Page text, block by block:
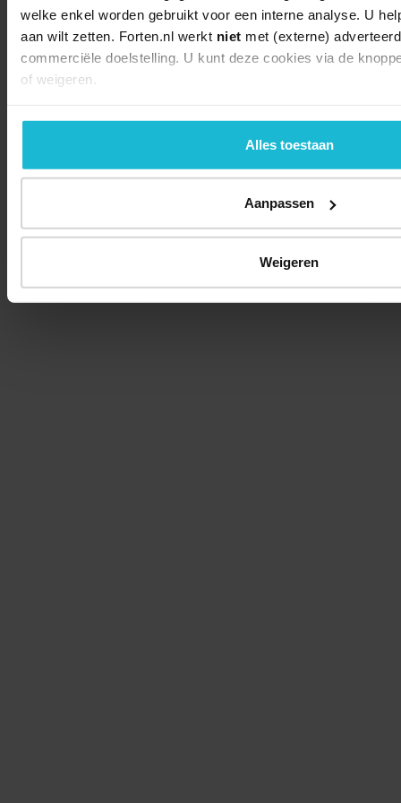
welke enkel worden gebruikt voor een interne analyse. U
aan wilt zetten. Forten.nl werkt niet met (externe)
commerciële doelstelling. U kunt deze cookies via de
of weigeren.
Alles toestaan
Aanpassen
Weigeren